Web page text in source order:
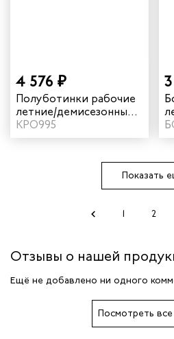
4 576 ₽
Полуботинки рабочие
летние/демисезонные
"Трейсер" AX18 с КП
цвет черный/голубой
КРО995
Показать
1 2
Отзывы о нашей
Ещё не добавлено ни одного
Посмотреть